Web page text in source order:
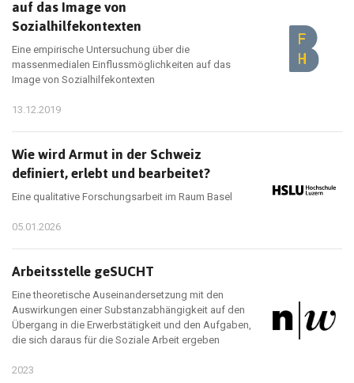
auf das Image von
Sozialhilfekontexten
Eine empirische Untersuchung über die
massenmedialen Einflussmöglichkeiten auf das
Image von Sozialhilfekontexten
13.12.2019
Wie wird Armut in der Schweiz
definiert, erlebt und bearbeitet?
Eine qualitative Forschungsarbeit im Raum Basel
05.01.2026
Arbeitsstelle geSUCHT
Eine theoretische Auseinandersetzung mit den
Auswirkungen einer Substanzabhängigkeit auf den
Übergang in die Erwerbstätigkeit und den Aufgaben,
die sich daraus für die Soziale Arbeit ergeben
2023